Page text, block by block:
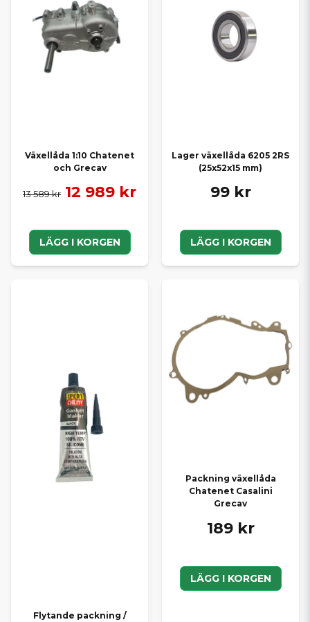
Växellåda 1:10 Chatenet
och Grecav
13 589 kr 12 989 kr
LÄGG I KORGEN
Lager växellåda 6205 2RS
(25x52x15 mm)
99 kr
LÄGG I KORGEN
Flytande packning /
Packning växellåda
Chatenet Casalini
Grecav
189 kr
LÄGG I KORGEN